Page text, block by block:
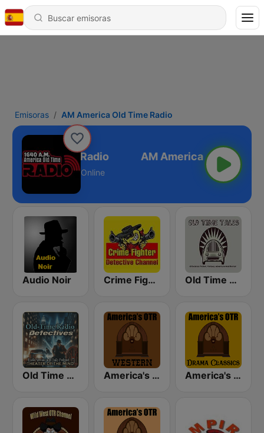
Emisoras AM America Old Time Radio
Old Time Radio
Online
Audio Noir Crime Fighter Detectives Old Time Radio Channel Old Time Tales Channel
Old Time Radio Crime, Detectives - Variety America's OTR - Western Radio America's OTR - Drama Classics